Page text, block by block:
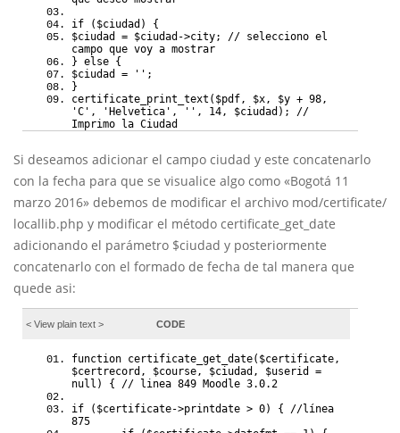
if ($ciudad) {
$ciudad = $ciudad->city; // selecciono el
campo que voy a mostrar
} else {
$ciudad = '';
}
certificate_print_text($pdf, $x, $y + 98,
'C', 'Helvetica', '', 14, $ciudad); //
Imprimo la Ciudad
Si deseamos adicionar el campo ciudad y este concatenarlo
con la fecha para que se visualice algo como «Bogotá 11
marzo 2016» debemos de modificar el archivo mod/certificate/
locallib.php y modificar el método certificate_get_date
adicionando el parámetro $ciudad y posteriormente
concatenarlo con el formado de fecha de tal manera que
quede asi:
< View plain text > CODE
function certificate_get_date($certificate,
$certrecord, $course, $ciudad, $userid =
null) { // linea 849 Moodle 3.0.2
if ($certificate->printdate > 0) { //línea
875